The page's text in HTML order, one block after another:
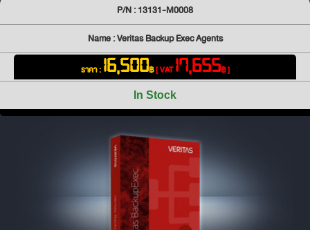
P/N : 13131-M0008
Name : Veritas Backup Exec Agents
ราคา : 16,500฿[ VAT17,655฿ ]
In Stock